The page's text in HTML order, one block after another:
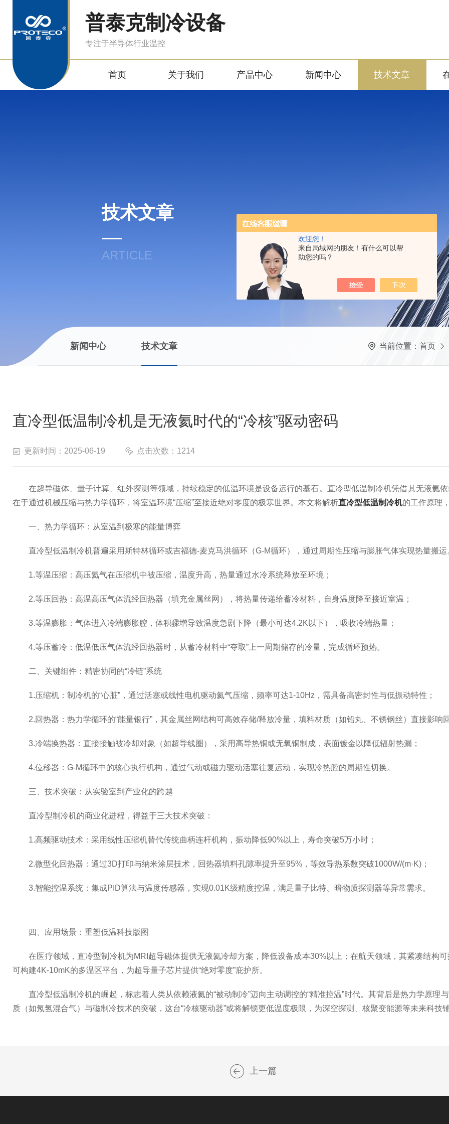
欢迎您！
来自局域网的朋友！有什么可以帮
助您的吗？
普泰克制冷设备
专注于半导体行业温控
首页 关于我们 产品中心 新闻中心 技术文章
技术文章
ARTICLE
新闻中心 技术文章 当前位置： 首页
直冷型低温制冷机是无液氦时代的“冷核”驱动密码
更新时间：2025-06-19 点击次数：1214
在超导磁体、量子计算、红外探测等领域，持续稳定的低温环境是设备运行的基石。直冷型低温制冷机凭借其无液氦
在于通过机械压缩与热力学循环，将室温环境“压缩”至接近绝对零度的极寒世界。本文将解析直冷型低温制冷机的工作原理
一、热力学循环：从室温到极寒的能量博弈
直冷型低温制冷机普遍采用斯特林循环或吉福德-麦克马洪循环（G-M循环），通过周期性压缩与膨胀气体实现热量搬运
1.等温压缩：高压氦气在压缩机中被压缩，温度升高，热量通过水冷系统释放至环境；
2.等压回热：高温高压气体流经回热器（填充金属丝网），将热量传递给蓄冷材料，自身温度降至接近室温；
3.等温膨胀：气体进入冷端膨胀腔，体积骤增导致温度急剧下降（最小可达4.2K以下），吸收冷端热量；
4.等压蓄冷：低温低压气体流经回热器时，从蓄冷材料中“夺取”上一周期储存的冷量，完成循环预热。
二、关键组件：精密协同的“冷链”系统
1.压缩机：制冷机的“心脏”，通过活塞或线性电机驱动氦气压缩，频率可达1-10Hz，需具备高密封性与低振动特性；
2.回热器：热力学循环的“能量银行”，其金属丝网结构可高效存储/释放冷量，填料材质（如铅丸、不锈钢丝）直接影响
3.冷端换热器：直接接触被冷却对象（如超导线圈），采用高导热铜或无氧铜制成，表面镀金以降低辐射热漏；
4.位移器：G-M循环中的核心执行机构，通过气动或磁力驱动活塞往复运动，实现冷热腔的周期性切换。
三、技术突破：从实验室到产业化的跨越
直冷型制冷机的商业化进程，得益于三大技术突破：
1.高频驱动技术：采用线性压缩机替代传统曲柄连杆机构，振动降低90%以上，寿命突破5万小时；
2.微型化回热器：通过3D打印与纳米涂层技术，回热器填料孔隙率提升至95%，等效导热系数突破1000W/(m·K)；
3.智能控温系统：集成PID算法与温度传感器，实现0.01K级精度控温，满足量子比特、暗物质探测器等异常需求。
四、应用场景：重塑低温科技版图
在医疗领域，直冷型制冷机为MRI超导磁体提供无液氦冷却方案，降低设备成本30%以上；在航天领域，其紧凑结构
可构建4K-10mK的多温区平台，为超导量子芯片提供“绝对零度”庇护所。
直冷型低温制冷机的崛起，标志着人类从依赖液氦的“被动制冷”迈向主动调控的“精准控温”时代。其背后是热力学原理
质（如氖氢混合气）与磁制冷技术的突破，这台“冷核驱动器”或将解锁更低温度极限，为深空探测、核聚变能源等未来科技
上一篇